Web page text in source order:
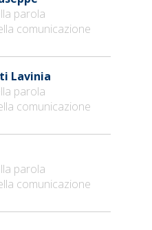
parola
comunicazione
Lavinia
parola
comunicazione
parola
comunicazione